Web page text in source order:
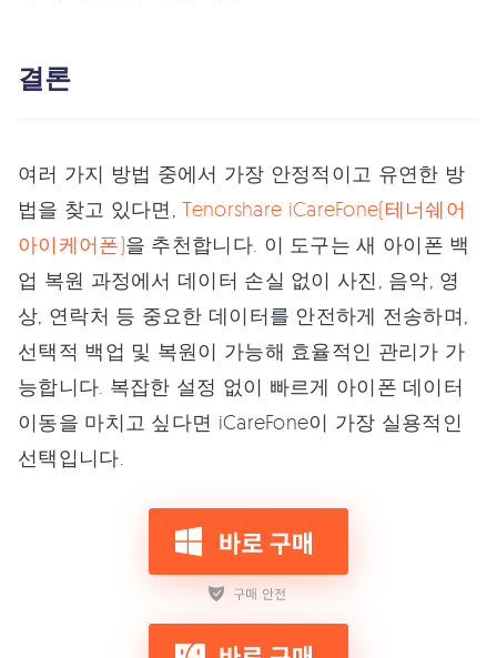
결론
여러 가지 방법 중에서 가장 안정적이고 유연한 방
법을 찾고 있다면,Tenorshare iCareFone(테너쉐어
아이케어폰)을 추천합니다. 이 도구는 새 아이폰 백
업 복원 과정에서 데이터 손실 없이 사진, 음악, 영
상, 연락처 등 중요한 데이터를 안전하게 전송하며,
선택적 백업 및 복원이 가능해 효율적인 관리가 가
능합니다. 복잡한 설정 없이 빠르게 아이폰 데이터
이동을 마치고 싶다면 iCareFone이 가장 실용적인
선택입니다.